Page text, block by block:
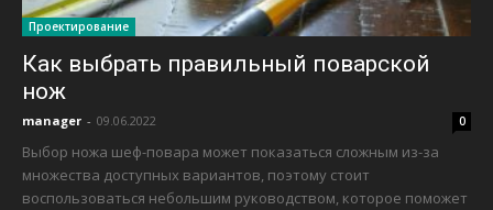
Проектирование
Как выбрать правильный поварской
нож
manager - 09.06.2022 0
Выбор ножа шеф-повара может показаться сложным из-за
множества доступных вариантов, поэтому стоит
воспользоваться небольшим руководством, которое поможет